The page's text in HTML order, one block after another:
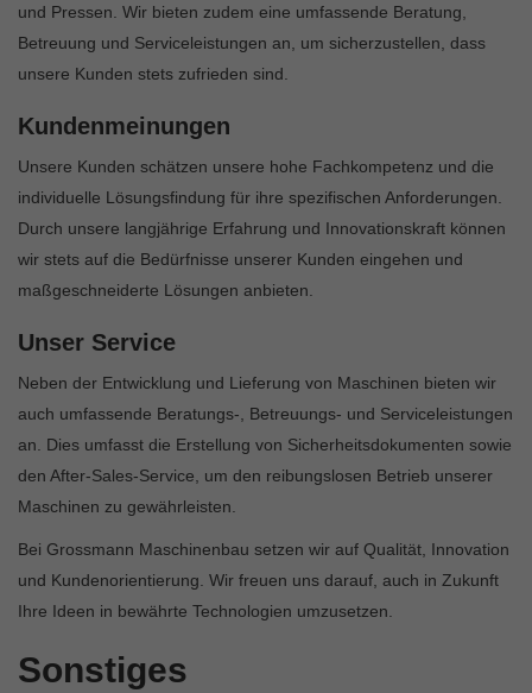
und Pressen. Wir bieten zudem eine umfassende Beratung,
Betreuung und Serviceleistungen an, um sicherzustellen, dass
unsere Kunden stets zufrieden sind.
Kundenmeinungen
Unsere Kunden schätzen unsere hohe Fachkompetenz und die
individuelle Lösungsfindung für ihre spezifischen Anforderungen.
Durch unsere langjährige Erfahrung und Innovationskraft können
wir stets auf die Bedürfnisse unserer Kunden eingehen und
maßgeschneiderte Lösungen anbieten.
Unser Service
Neben der Entwicklung und Lieferung von Maschinen bieten wir
auch umfassende Beratungs-, Betreuungs- und Serviceleistungen
an. Dies umfasst die Erstellung von Sicherheitsdokumenten sowie
den After-Sales-Service, um den reibungslosen Betrieb unserer
Maschinen zu gewährleisten.
Bei Grossmann Maschinenbau setzen wir auf Qualität, Innovation
und Kundenorientierung. Wir freuen uns darauf, auch in Zukunft
Ihre Ideen in bewährte Technologien umzusetzen.
Sonstiges